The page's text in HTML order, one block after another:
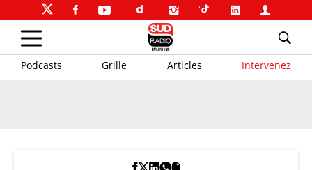
Podcasts Grille Articles Intervenez